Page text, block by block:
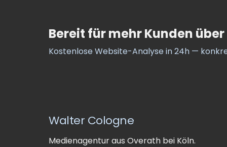
Bereit für mehr Kunden
Kostenlose Website-Analyse in 24h —
Walter Cologne
Medienagentur aus Overath bei Köln.